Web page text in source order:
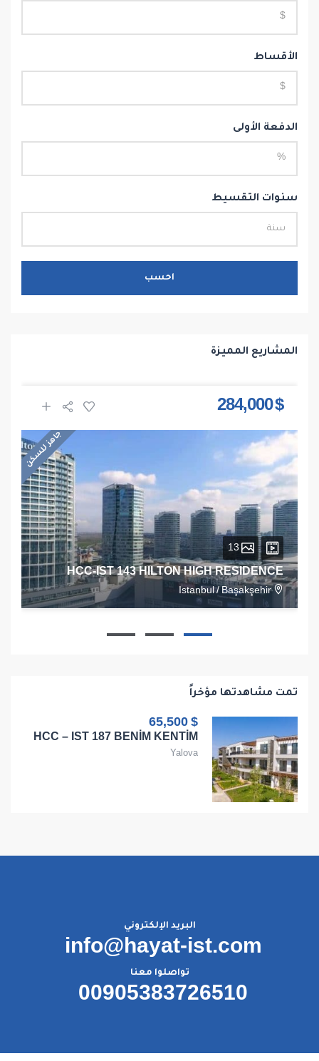
الأقساط
الدفعة الأولى
سنوات التقسيط
احسب
المشاريع المميزة
$ 284,000
جاهز للسكن
HCC-IST 143 HILTON HIGH RESIDENCE
Istanbul / Başakşehir
تمت مشاهدتها مؤخراً
$ 65,500
HCC – IST 187 BENİM KENTİM
Yalova
البريد الإلكتروني
info@hayat-ist.com
تواصلوا معنا
00905383726510